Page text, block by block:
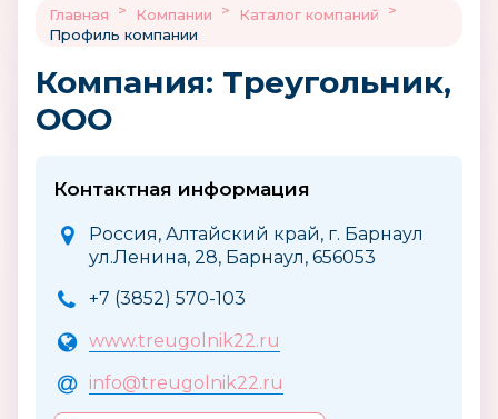
Главная > Компании > Каталог компаний
>
Профиль компании
Компания: Треугольник,
ООО
Контактная информация
Россия, Алтайский край, г. Барнаул
ул.Ленина, 28, Барнаул, 656053
+7 (3852) 570-103
www.treugolnik22.ru
info@treugolnik22.ru